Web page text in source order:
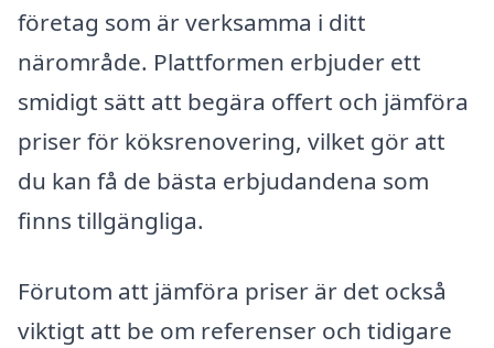
företag som är verksamma i ditt
närområde. Plattformen erbjuder ett
smidigt sätt att begära offert och jämföra
priser för köksrenovering, vilket gör att
du kan få de bästa erbjudandena som
finns tillgängliga.
Förutom att jämföra priser är det också
viktigt att be om referenser och tidigare